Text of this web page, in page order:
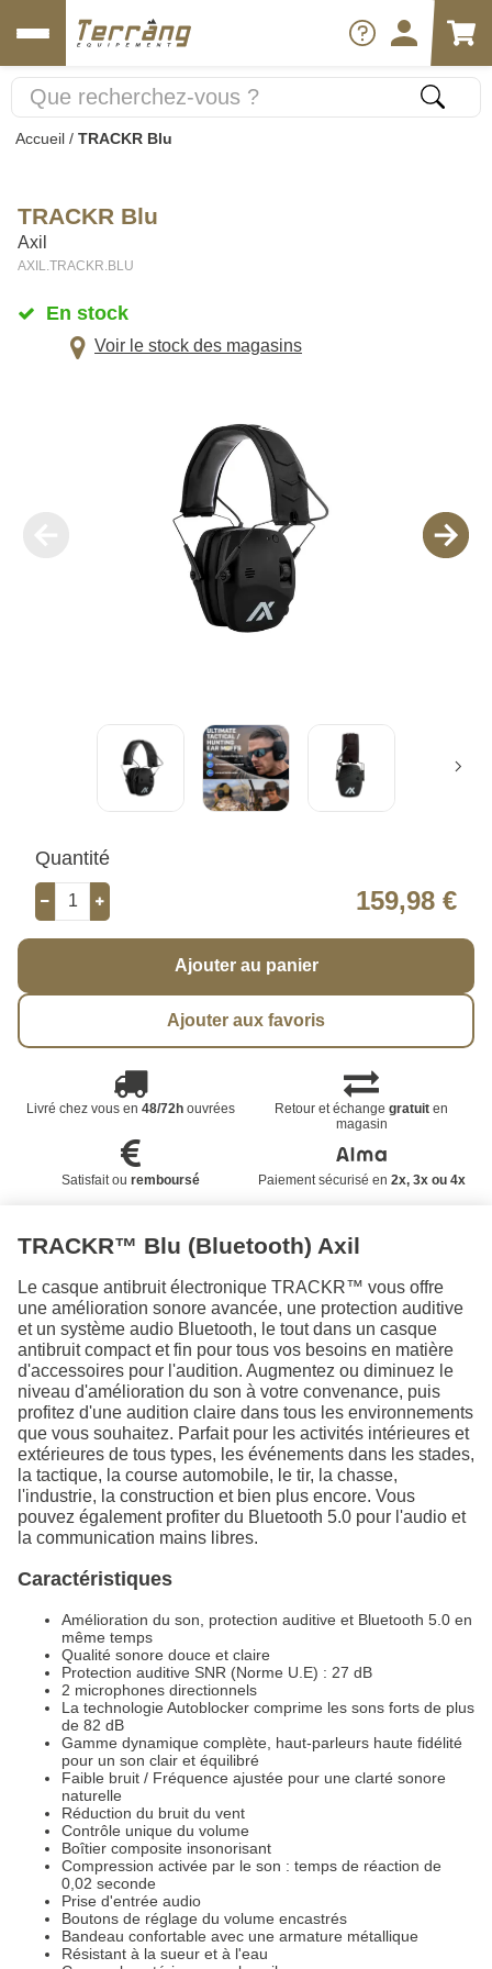
Accueil / TRACKR Blu
TRACKR Blu
Axil
AXIL.TRACKR.BLU
En stock
Voir le stock des magasins
Quantité
159,98 €
Ajouter au panier
Ajouter aux favoris
Livré chez vous en 48/72houvrées Retour et échangegratuit en
magasin
Satisfait ou remboursé Paiement sécurisé en 2x, 3x ou 4x
TRACKR™ Blu (Bluetooth) Axil
Le casque antibruit électronique TRACKR™ vous offre
une amélioration sonore avancée, une protection auditive
et un système audio Bluetooth, le tout dans un casque
antibruit compact et fin pour tous vos besoins en matière
d'accessoires pour l'audition. Augmentez ou diminuez le
niveau d'amélioration du son à votre convenance, puis
profitez d'une audition claire dans tous les environnements
que vous souhaitez. Parfait pour les activités intérieures et
extérieures de tous types, les événements dans les stades,
la tactique, la course automobile, le tir, la chasse,
l'industrie, la construction et bien plus encore. Vous
pouvez également profiter du Bluetooth 5.0 pour l'audio et
la communication mains libres.
Caractéristiques
Amélioration du son, protection auditive et Bluetooth 5.0 en
même temps
Qualité sonore douce et claire
Protection auditive SNR (Norme U.E) : 27 dB
2 microphones directionnels
La technologie Autoblocker comprime les sons forts de plus
de 82 dB
Gamme dynamique complète, haut-parleurs haute fidélité
pour un son clair et équilibré
Faible bruit / Fréquence ajustée pour une clarté sonore
naturelle
Réduction du bruit du vent
Contrôle unique du volume
Boîtier composite insonorisant
Compression activée par le son : temps de réaction de
0,02 seconde
Prise d'entrée audio
Boutons de réglage du volume encastrés
Bandeau confortable avec une armature métallique
Résistant à la sueur et à l'eau